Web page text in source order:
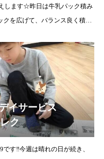
します☆昨日は牛乳パック積み
クを広げて、バランス良く積み
イサービス
ク
です‼︎今週は晴れの日が続き、